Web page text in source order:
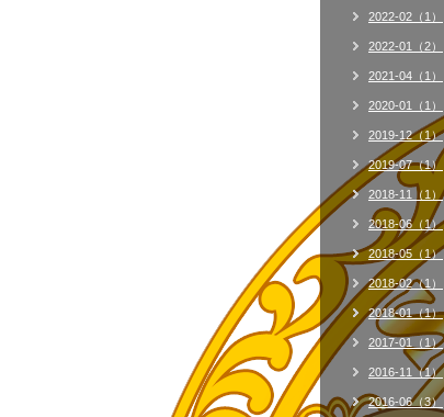
2022-02（1）
2022-01（2）
2021-04（1）
2020-01（1）
2019-12（1）
2019-07（1）
2018-11（1）
2018-06（1）
2018-05（1）
2018-02（1）
2018-01（1）
2017-01（1）
2016-11（1）
2016-06（3）